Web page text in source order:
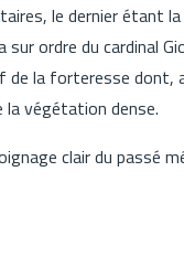
le dernier étant
ordre du cardinal
de la forteresse dont,
la végétation dense.
clair du passé